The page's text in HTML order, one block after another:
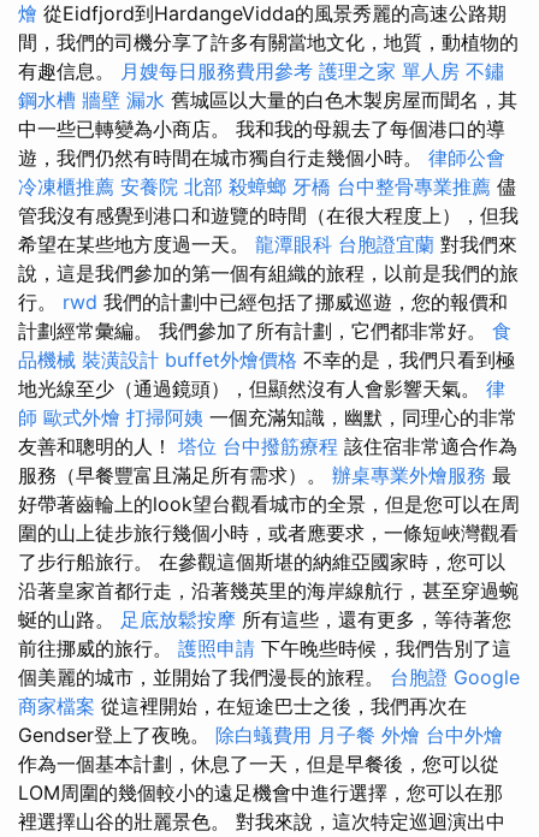
燴 從Eidfjord到HardangeVidda的風景秀麗的高速公路期
間，我們的司機分享了許多有關當地文化，地質，動植物的
有趣信息。 月嫂每日服務費用參考 護理之家 單人房 不鏽
鋼水槽 牆壁 漏水 舊城區以大量的白色木製房屋而聞名，其
中一些已轉變為小商店。 我和我的母親去了每個港口的導
遊，我們仍然有時間在城市獨自行走幾個小時。 律師公會
冷凍櫃推薦 安養院 北部 殺蟑螂 牙橋 台中整骨專業推薦 儘
管我沒有感覺到港口和遊覽的時間（在很大程度上），但我
希望在某些地方度過一天。 龍潭眼科 台胞證宜蘭 對我們來
說，這是我們參加的第一個有組織的旅程，以前是我們的旅
行。 rwd 我們的計劃中已經包括了挪威巡遊，您的報價和
計劃經常彙編。 我們參加了所有計劃，它們都非常好。 食
品機械 裝潢設計 buffet外燴價格 不幸的是，我們只看到極
地光線至少（通過鏡頭），但顯然沒有人會影響天氣。 律
師 歐式外燴 打掃阿姨 一個充滿知識，幽默，同理心的非常
友善和聰明的人！ 塔位 台中撥筋療程 該住宿非常適合作為
服務（早餐豐富且滿足所有需求）。 辦桌專業外燴服務 最
好帶著齒輪上的look望台觀看城市的全景，但是您可以在周
圍的山上徒步旅行幾個小時，或者應要求，一條短峽灣觀看
了步行船旅行。 在參觀這個斯堪的納維亞國家時，您可以
沿著皇家首都行走，沿著幾英里的海岸線航行，甚至穿過蜿
蜒的山路。 足底放鬆按摩 所有這些，還有更多，等待著您
前往挪威的旅行。 護照申請 下午晚些時候，我們告別了這
個美麗的城市，並開始了我們漫長的旅程。 台胞證 Google
商家檔案 從這裡開始，在短途巴士之後，我們再次在
Gendser登上了夜晚。 除白蟻費用 月子餐 外燴 台中外燴
作為一個基本計劃，休息了一天，但是早餐後，您可以從
LOM周圍的幾個較小的遠足機會中進行選擇，您可以在那
裡選擇山谷的壯麗景色。 對我來說，這次特定巡迴演出中